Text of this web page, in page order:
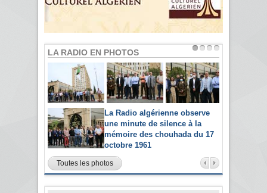
LA RADIO EN PHOTOS
La Radio algérienne observe
une minute de silence à la
mémoire des chouhada du 17
octobre 1961
Toutes les photos